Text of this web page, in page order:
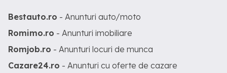
Bestauto.ro - Anunturi auto/moto
Romimo.ro - Anunturi imobiliare
Romjob.ro - Anunturi locuri de munca
Cazare24.ro - Anunturi cu oferte de cazare